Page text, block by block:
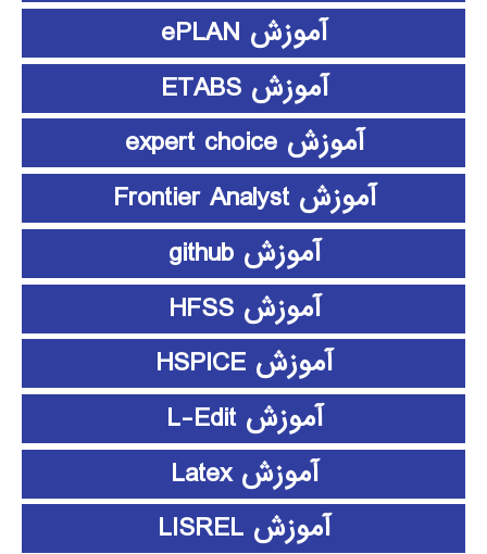
آموزش ePLAN
آموزش ETABS
آموزش expert choice
آموزش Frontier Analyst
آموزش github
آموزش HFSS
آموزش HSPICE
آموزش L-Edit
آموزش Latex
آموزش LISREL